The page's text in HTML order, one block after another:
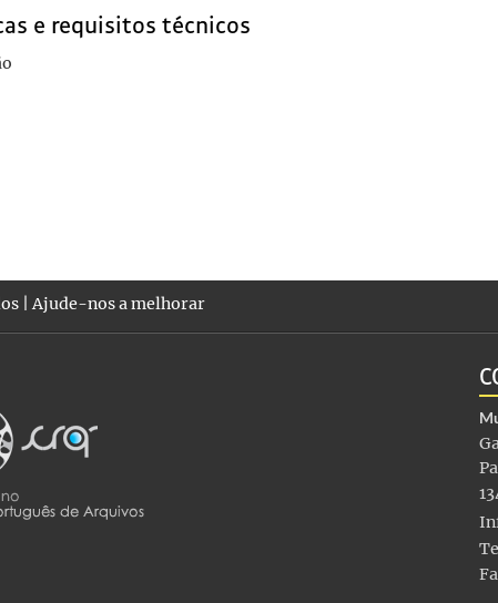
e requisitos técnicos
|Ajude-nos a melhorar